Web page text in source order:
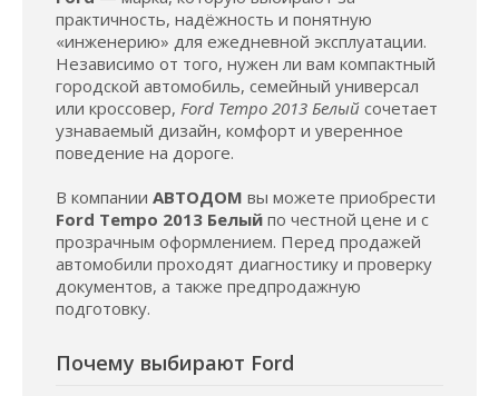
практичность, надёжность и понятную
«инженерию» для ежедневной эксплуатации.
Независимо от того, нужен ли вам компактный
городской автомобиль, семейный универсал
или кроссовер, Ford Tempo 2013 Белый сочетает
узнаваемый дизайн, комфорт и уверенное
поведение на дороге.
В компании АВТОДОМ вы можете приобрести
Ford Tempo 2013 Белый по честной цене и с
прозрачным оформлением. Перед продажей
автомобили проходят диагностику и проверку
документов, а также предпродажную
подготовку.
Почему выбирают Ford